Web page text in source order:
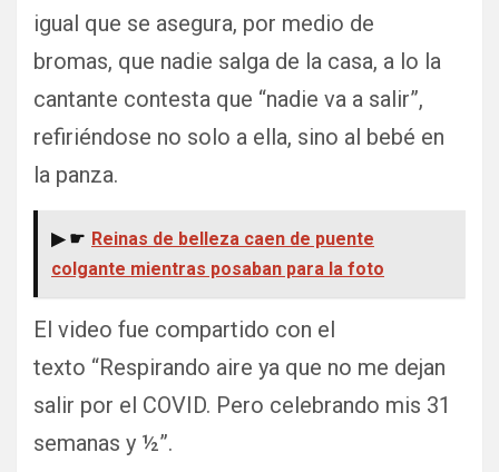
igual que se asegura, por medio de
bromas, que nadie salga de la casa, a lo la
cantante contesta que “nadie va a salir”,
refiriéndose no solo a ella, sino al bebé en
la panza.
▶ ☛ Reinas de belleza caen de puente
colgante mientras posaban para la foto
El video fue compartido con el
texto “Respirando aire ya que no me dejan
salir por el COVID. Pero celebrando mis 31
semanas y ½”.